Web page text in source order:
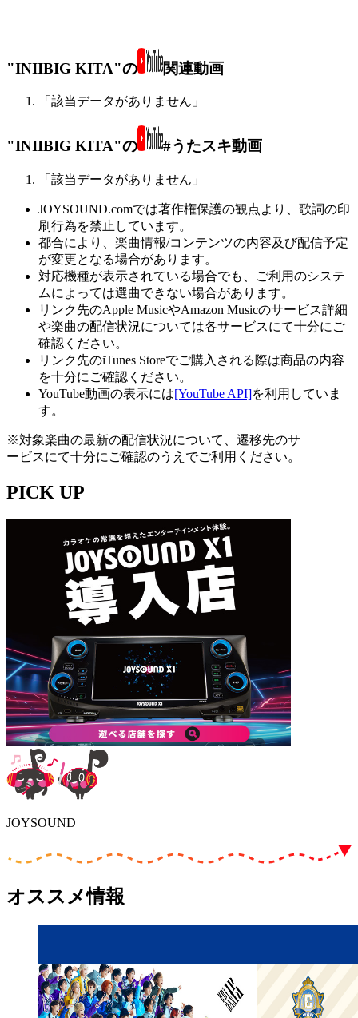
"INIIBIG KITA"の 関連動画
「該当データがありません」
"INIIBIG KITA"の #うたスキ動画
「該当データがありません」
JOYSOUND.comでは著作権保護の観点より、歌詞の印
刷行為を禁止しています。
都合により、楽曲情報/コンテンツの内容及び配信予定
が変更となる場合があります。
対応機種が表示されている場合でも、ご利用のシステ
ムによっては選曲できない場合があります。
リンク先のApple MusicやAmazon Musicのサービス詳細
や楽曲の配信状況については各サービスにて十分にご
確認ください。
リンク先のiTunes Storeでご購入される際は商品の内容
を十分にご確認ください。
YouTube動画の表示には[YouTube API]を利用していま
す。
※対象楽曲の最新の配信状況について、遷移先のサ
ービスにて十分にご確認のうえでご利用ください。
PICK UP
JOYSOUND
オススメ情報